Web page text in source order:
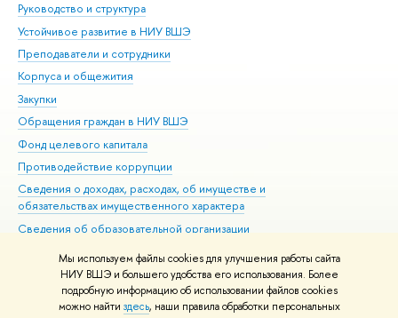
Мы используем файлы cookies для улучшения работы сайта
НИУ ВШЭ и большего удобства его использования. Более
подробную информацию об использовании файлов cookies
можно найти здесь, наши правила обработки персональных
Руководство и структура
Устойчивое развитие в НИУ ВШЭ
Преподаватели и сотрудники
Корпуса и общежития
Закупки
Обращения граждан в НИУ ВШЭ
Фонд целевого капитала
Противодействие коррупции
Сведения о доходах, расходах, об имуществе и
обязательствах имущественного характера
Сведения об образовательной организации
Людям с ограниченными возможностями здоровья
Единая платежная страница
Работа в Вышке